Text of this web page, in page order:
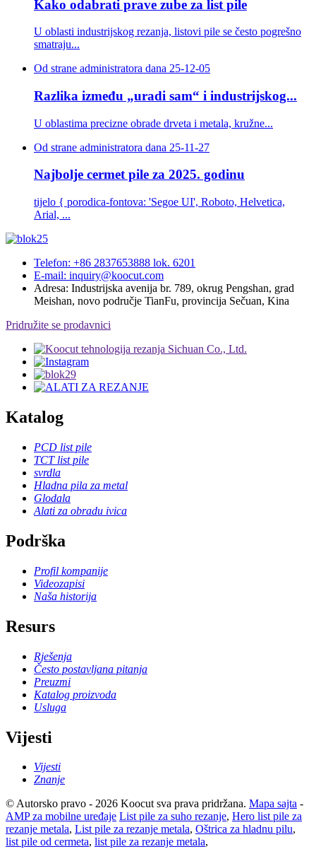
Kako odabrati prave zube za list pile
U oblasti industrijskog rezanja, listovi pile se često pogrešno
smatraju...
Od strane administratora dana 25-12-05
Razlika između „uradi sam“ i industrijskog...
U oblastima precizne obrade drveta i metala, kružne...
Od strane administratora dana 25-11-27
Najbolje cermet pile za 2025. godinu
tijelo { porodica-fontova: 'Segoe UI', Roboto, Helvetica,
Arial, ...
Telefon: +86 2837653888 lok. 6201
E-mail: inquiry@koocut.com
Adresa: Industrijska avenija br. 789, okrug Pengshan, grad
Meishan, novo područje TianFu, provincija Sečuan, Kina
Pridružite se prodavnici
Katalog
PCD list pile
TCT list pile
svrdla
Hladna pila za metal
Glodala
Alati za obradu ivica
Podrška
Profil kompanije
Videozapisi
Naša historija
Resurs
Rješenja
Često postavljana pitanja
Preuzmi
Katalog proizvoda
Usluga
Vijesti
Vijesti
Znanje
© Autorsko pravo - 2026 Koocut sva prava pridržana. Mapa sajta -
AMP za mobilne uređaje List pile za suho rezanje, Hero list pile za
rezanje metala, List pile za rezanje metala, Oštrica za hladnu pilu,
list pile od cermeta, list pile za rezanje metala,